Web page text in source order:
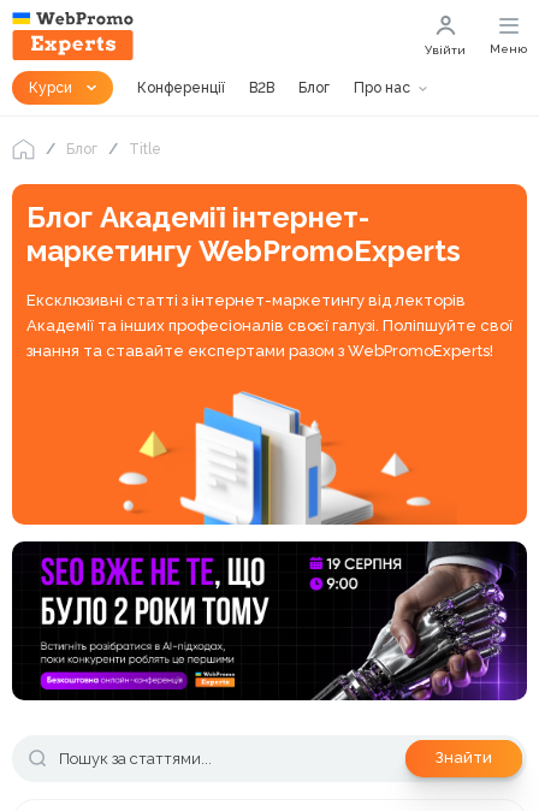
Курси Конференції B2B Блог Про нас
Увійти Меню
Блог Title
Блог Академії інтернет-
маркетингу WebPromoExperts
Ексклюзивні статті з інтернет-маркетингу від лекторів
Академії та інших професіоналів своєї галузі. Поліпшуйте свої
знання та ставайте експертами разом з WebPromoExperts!
Знайти